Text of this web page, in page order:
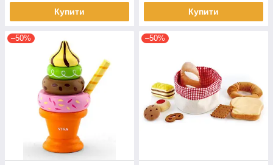
Купити Купити
–50% –50%